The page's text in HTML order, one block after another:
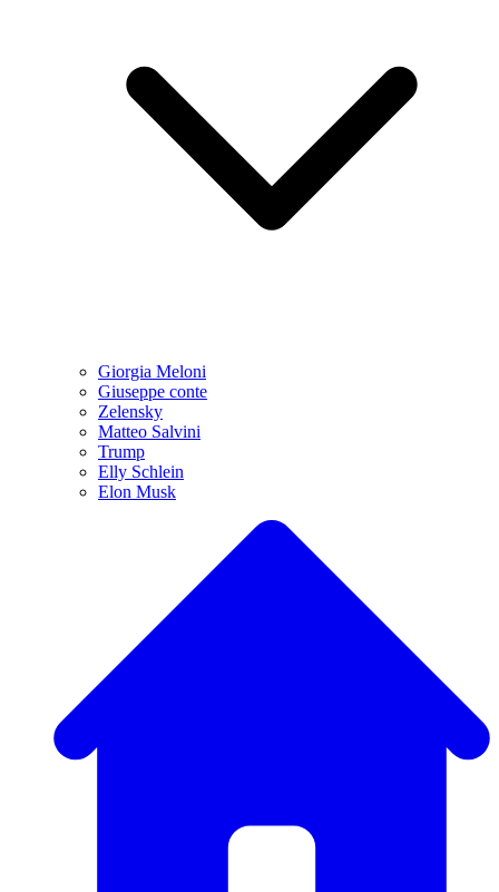
Giorgia Meloni
Giuseppe conte
Zelensky
Matteo Salvini
Trump
Elly Schlein
Elon Musk